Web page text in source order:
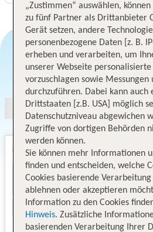
„Zustimmen“ auswählen,
zu fünf Partner als Drittanbieter
Gerät setzen, andere
personenbezogene Daten [z. B.
erheben und verarbeiten, um
unserer Webseite
vorzuschlagen sowie Messungen
durchzuführen. Dabei kann
Drittstaaten [z.B. USA] möglich
Datenschutzniveau abgewichen
Zugriffe von dortigen Behörden
werden können.
Sie können mehr Informationen
finden und entscheiden, welche
Cookies basierende
ablehnen oder akzeptieren
Information zu den Cookies
Hinweis. Zusätzliche
basierenden Verarbeitung Ihrer